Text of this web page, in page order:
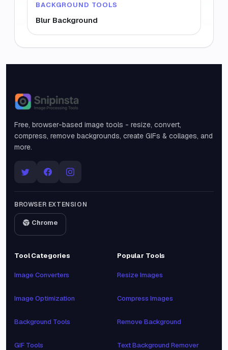
BACKGROUND TOOLS
Blur Background
Snipinsta
Free, browser-based image tools - resize, convert,
compress, remove backgrounds, create GIFs & collages, and
more.
BROWSER EXTENSION
Chrome
Tool Categories
Image Converters
Image Optimization
Background Tools
GIF Tools
Popular Tools
Resize Images
Compress Images
Remove Background
Text Background Remover